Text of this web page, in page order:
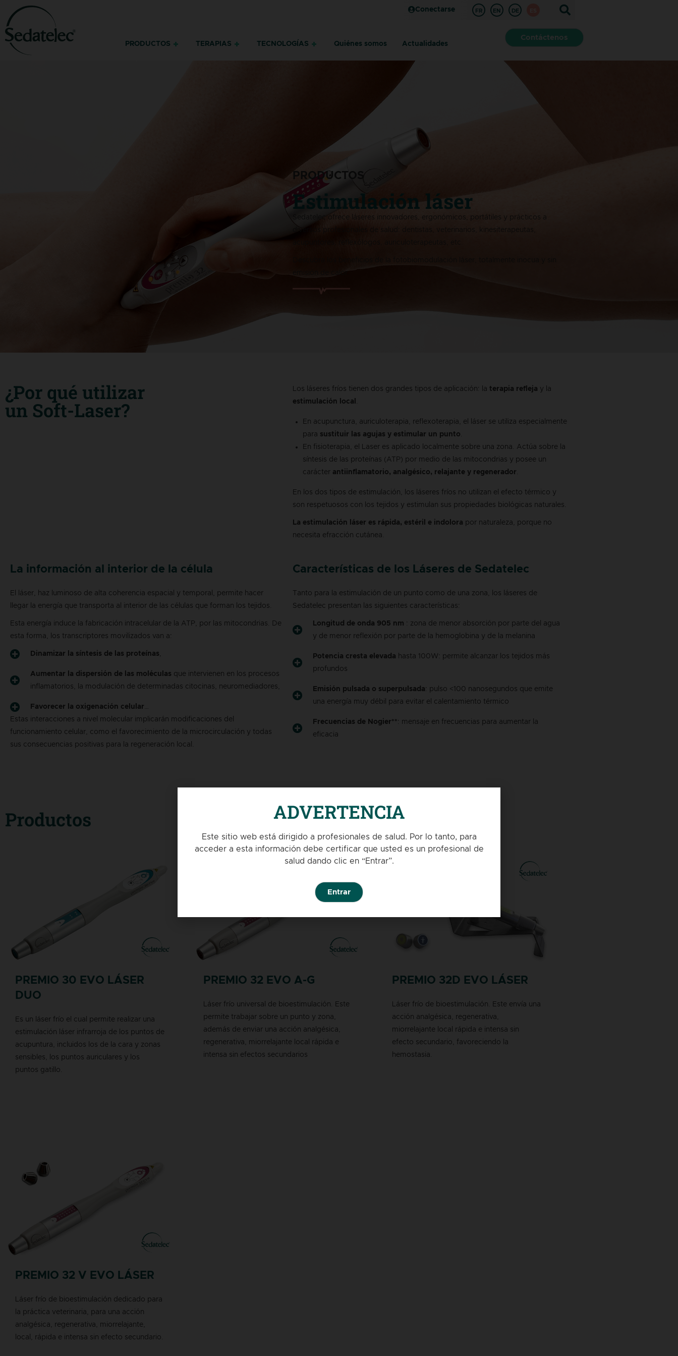
Conectarse FR EN DE
PRODUCTOS TERAPIAS TECNOLOGÍAS Quiénes somos Actualidades
Contáctenos
PRODUCTOS
Estimulación láser
Sedatelec ofrece láseres innovadores, ergonómicos, portátiles y prácticos a
¿Por qué utilizar
un Soft-Laser?
Los láseres fríos tienen dos grandes tipos de aplicación: la terapia refleja y la
estimulación local .
En acupunctura, auriculoterapia, reflexoterapia, el láser se utiliza especialmente
para sustituir las agujas y estimular un punto.
En fisioterapia, el Laser es aplicado localmente sobre una zona. Actúa sobre la
síntesis de las proteínas (ATP) por medio de las mitocondrias y posee un
carácter antiinflamatorio, analgésico, relajante y regenerador.
En los dos tipos de estimulación, los láseres fríos no utilizan el efecto térmico y
son respetuosos con los tejidos y estimulan sus propiedades biológicas naturales.
La estimulación láser es rápida, estéril e indolora por naturaleza, porque no
necesita efracción cutánea.
La información al interior de la célula​
El láser, haz luminoso de alta coherencia espacial y temporal, permite hacer
llegar la energía que transporta al interior de las células que forman los tejidos.
Esta energía induce la fabricación intracelular de la ATP, por las mitocondrias. De
esta forma, los transcriptores movilizados van a:
Dinamizar la síntesis de las proteínas,
Aumentar la dispersión de las moléculas que intervienen en los procesos
inflamatorios, la modulación de determinadas citocinas, neuromediadores,
Favorecer la oxigenación celular…
Estas interacciones a nivel molecular implicarán modificaciones del
funcionamiento celular, como el favorecimiento de la microcirculación y todas
sus consecuencias positivas para la regeneración local.
Características de los Láseres de Sedatelec
Tanto para la estimulación de un punto como de una zona, los láseres de
Sedatelec presentan las siguientes características:
Longitud de onda 905 nm : zona de menor absorción por parte del agua
y de menor reflexión por parte de la hemoglobina y de la melanina
Potencia cresta elevada hasta 100W: permite alcanzar los tejidos más
profundos
Emisión pulsada o superpulsada: pulso <100 nanosegundos que emite
una energía muy débil para evitar el calentamiento térmico
Frecuencias de Nogier**: mensaje en frecuencias para aumentar la
eficacia
Productos
PREMIO 30 EVO LÁSER
DUO
Es un láser frío el cual permite realizar una
estimulación láser infrarroja de los puntos de
acupuntura, incluidos los de la cara y zonas
sensibles, los puntos auriculares y los
puntos gatillo.
PREMIO 32 EVO A-G
Láser frío universal de bioestimulación. Este
permite trabajar sobre un punto y zona,
además de enviar una acción analgésica,
regenerativa, miorrelajante local rápida e
intensa sin efectos secundarios
PREMIO 32D EVO LÁSER
Láser frío de bioestimulación. Este envía una
acción analgésica, regenerativa,
miorrelajante local rápida e intensa sin
efecto secundario, favoreciendo la
hemostasia.
PREMIO 32 V EVO LÁSER
Láser frío de bioestimulación dedicado para
la práctica veterinaria, para una acción
analgésica, regenerativa, miorrelajante,
local, rápida e intensa sin efecto secundario.
ADVERTENCIA
Este sitio web está dirigido a profesionales de salud. Por lo tanto, para
acceder a esta información debe certificar que usted es un profesional de
salud dando clic en “Entrar”.
Entrar